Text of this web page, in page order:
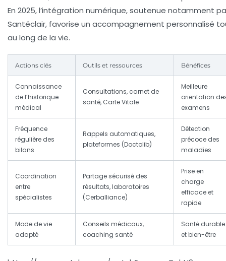
En 2025, l’intégration numérique, soutenue notamment
Santéclair, favorise un accompagnement personnalisé
au long de la vie.
Actions clés Outils et ressources Bénéfices
Connaissance
de l’historique
médical
Consultations, carnet de
santé, Carte Vitale
Meilleure
orientation
examens
Fréquence
régulière des
bilans
Rappels automatiques,
plateformes (Doctolib)
Détection
précoce des
maladies
Coordination
entre
spécialistes
Partage sécurisé des
résultats, laboratoires
(Cerballiance)
Prise en
charge
efficace et
rapide
Mode de vie
adapté
Conseils médicaux,
coaching santé
Santé durable
et bien-être